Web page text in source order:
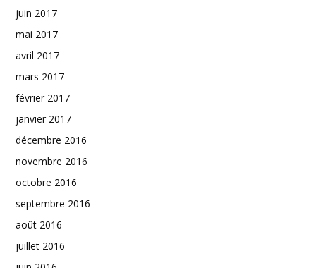
juin 2017
mai 2017
avril 2017
mars 2017
février 2017
janvier 2017
décembre 2016
novembre 2016
octobre 2016
septembre 2016
août 2016
juillet 2016